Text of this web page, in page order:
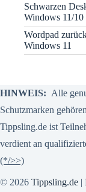
Schwarzen
Windows 11/10
Wordpad
Windows 11
HINWEIS: Alle
Schutzmarken
Tippsling.de ist
verdient an
(*/>>)
© 2026 Tippsling.de |